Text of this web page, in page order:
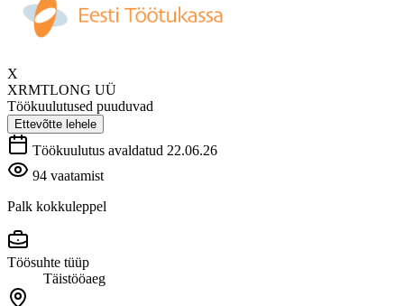
X
XRMTLONG UÜ
Töökuulutused puuduvad
Ettevõtte lehele
Töökuulutus avaldatud 22.06.26
94 vaatamist
Palk kokkuleppel
Töösuhte tüüp
Täistööaeg